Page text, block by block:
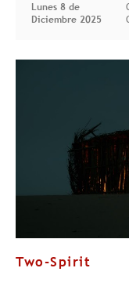
Lunes 8 de
Diciembre 2025
Two-Spirit